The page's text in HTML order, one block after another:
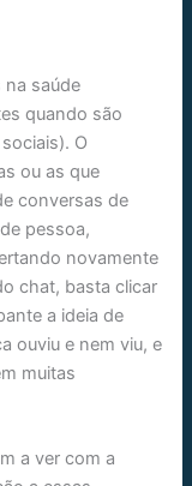
saúde
quando são
O
ou as que
conversas de
pessoa,
novamente
chat, basta clicar
a ideia de
ouviu e nem viu, e
muitas
a ver com a